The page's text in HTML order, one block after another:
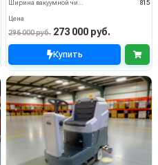
815
Цена
296 000 руб. 273 000 руб.
Купить